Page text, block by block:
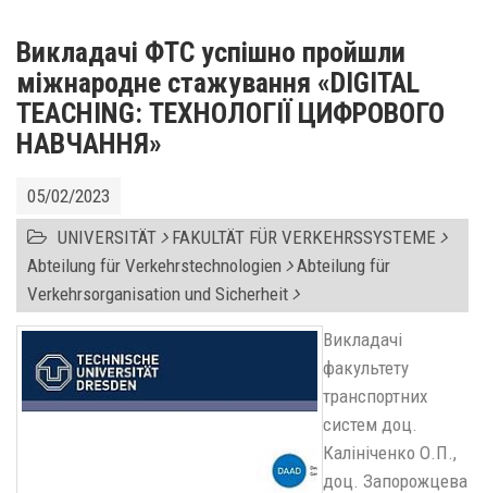
Викладачі ФТС успішно пройшли
міжнародне стажування «DIGITAL
TEACHING: ТЕХНОЛОГІЇ ЦИФРОВОГО
НАВЧАННЯ»
05/02/2023
UNIVERSITÄT FAKULTÄT FÜR VERKEHRSSYSTEME
Abteilung für Verkehrstechnologien Abteilung für
Verkehrsorganisation und Sicherheit
Викладачі
факультету
транспортних
систем доц.
Калініченко О.П.,
доц. Запорожцева